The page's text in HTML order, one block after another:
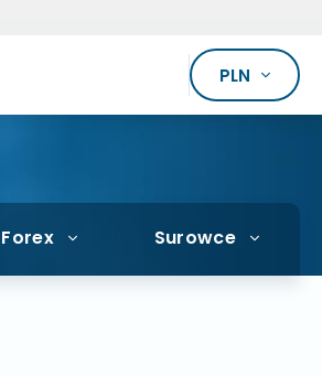
PLN
Forex Surowce